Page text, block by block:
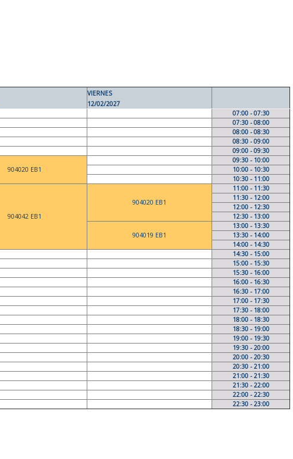
VIERNES
12/02/2027
07:00 - 07:30
07:30 - 08:00
08:00 - 08:30
08:30 - 09:00
09:00 - 09:30
904020 EB1
09:30 - 10:00
10:00 - 10:30
10:30 - 11:00
904042 EB1
904020 EB1
11:00 - 11:30
11:30 - 12:00
12:00 - 12:30
12:30 - 13:00
904019 EB1
13:00 - 13:30
13:30 - 14:00
14:00 - 14:30
14:30 - 15:00
15:00 - 15:30
15:30 - 16:00
16:00 - 16:30
16:30 - 17:00
17:00 - 17:30
17:30 - 18:00
18:00 - 18:30
18:30 - 19:00
19:00 - 19:30
19:30 - 20:00
20:00 - 20:30
20:30 - 21:00
21:00 - 21:30
21:30 - 22:00
22:00 - 22:30
22:30 - 23:00